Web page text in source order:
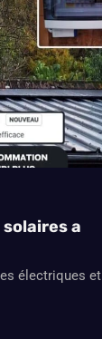
a
électriques et